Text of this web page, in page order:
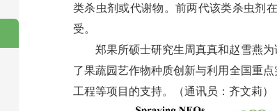
类杀虫剂或代谢物。前两代该类杀虫剂
受。
郑果所硕士研究生周真真和赵雪燕
了果蔬园艺作物种质创新与利用全国重
工程等项目的支持。（通讯员：齐文莉）